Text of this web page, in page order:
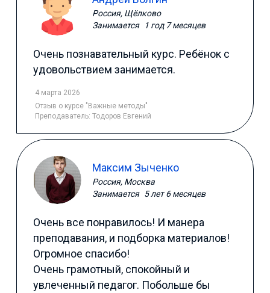
Россия, Щёлково
Занимается
1 год 7 месяцев
Очень познавательный курс. Ребёнок с
удовольствием занимается.
4 марта 2026
Отзыв о курсе "Важные методы"
Преподаватель: Тодоров Евгений
Максим Зыченко
Россия, Москва
Занимается 5 лет 6 месяцев
Очень все понравилось! И манера
преподавания, и подборка материалов!
Огромное спасибо!
Очень грамотный, спокойный и
увлеченный педагог. Побольше бы